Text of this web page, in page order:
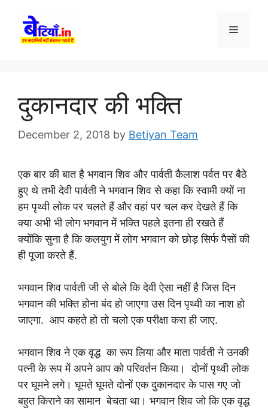
content
Menu
दुकानदार की भक्ति
December 2, 2018 by Betiyan Team
एक बार की बात है भगवान शिव और पार्वती कैलाश पर्वत पर बैठे
हुए थे तभी देवी पार्वती ने भगवान शिव से कहा कि स्वामी क्यों ना
हम पृथ्वी लोक पर चलते हैं और वहां पर चल कर देखते हैं कि
क्या अभी भी लोग भगवान में भक्ति पहले इतना ही रखते हैं
क्योंकि सुना है कि कलयुग में लोग भगवान को छोड़ सिर्फ पैसों की
ही पूजा करते हैं.
भगवान शिव पार्वती जी से बोले कि देवी ऐसा नहीं है जिस दिन
भगवान की भक्ति होना बंद हो जाएगा उस दिन पृथ्वी का नाश हो
जाएगा. आप कहते हो तो चलो एक परीक्षा करा ही जाए.
भगवान शिव ने एक वृद्ध का रूप लिया और माता पार्वती ने उनकी
पत्नी के रूप में अपने आप को परिवर्तन किया। दोनों पृथ्वी लोक
पर घूमने लगे। घूमते घूमते दोनों एक दुकानदार के पास गए जो
बहुत किराने का सामान बेचता था। भगवान शिव जो कि एक वृद्ध